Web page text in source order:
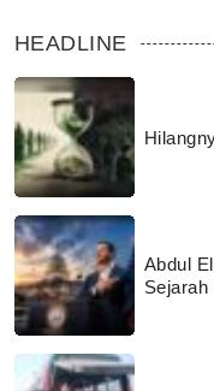
HEADLINE
Abdul